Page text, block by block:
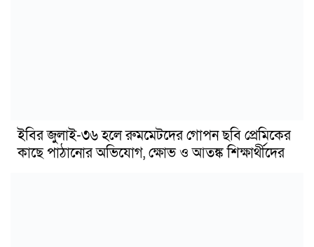
ইবির জুলাই-৩৬ হলে রুমমেটদের গোপন ছবি প্রেমিকের
কাছে পাঠানোর অভিযোগ, ক্ষোভ ও আতঙ্ক শিক্ষার্থীদের